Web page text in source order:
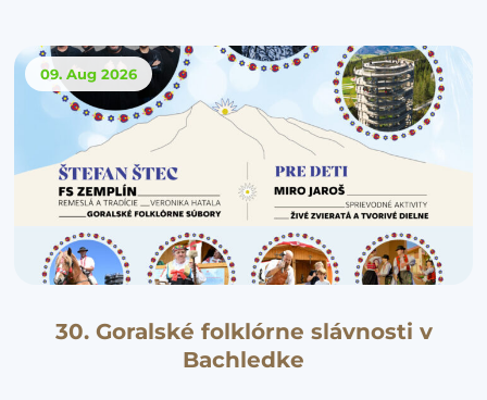
09. Aug 2026
30. Goralské folklórne slávnosti v
Bachledke